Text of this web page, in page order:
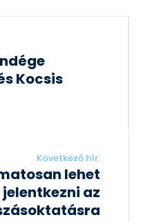
Kocsis
Következő hír:
lehet
jelentkezni az